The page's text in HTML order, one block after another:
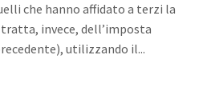
che hanno affidato a terzi la
invece, dell’imposta
utilizzando il...